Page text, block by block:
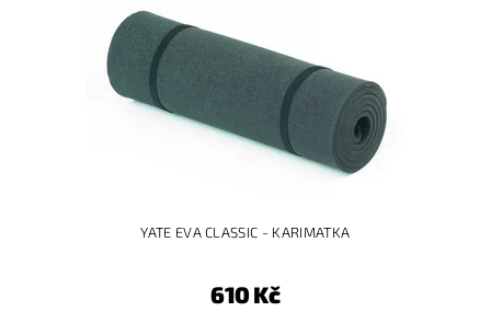
YATE EVA CLASSIC - KARIMATKA
610 Kč